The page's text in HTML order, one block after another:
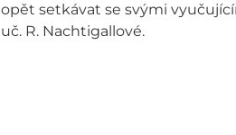
opět setkávat se svými
uč. R. Nachtigallové.